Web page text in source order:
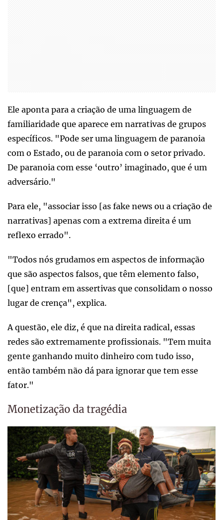
Ele aponta para a criação de uma linguagem de
familiaridade que aparece em narrativas de grupos
específicos. "Pode ser uma linguagem de paranoia
com o Estado, ou de paranoia com o setor privado.
De paranoia com esse ‘outro’ imaginado, que é um
adversário."
Para ele, "associar isso [as fake news ou a criação de
narrativas] apenas com a extrema direita é um
reflexo errado".
"Todos nós grudamos em aspectos de informação
que são aspectos falsos, que têm elemento falso,
[que] entram em assertivas que consolidam o nosso
lugar de crença", explica.
A questão, ele diz, é que na direita radical, essas
redes são extremamente profissionais. "Tem muita
gente ganhando muito dinheiro com tudo isso,
então também não dá para ignorar que tem esse
fator."
Monetização da tragédia